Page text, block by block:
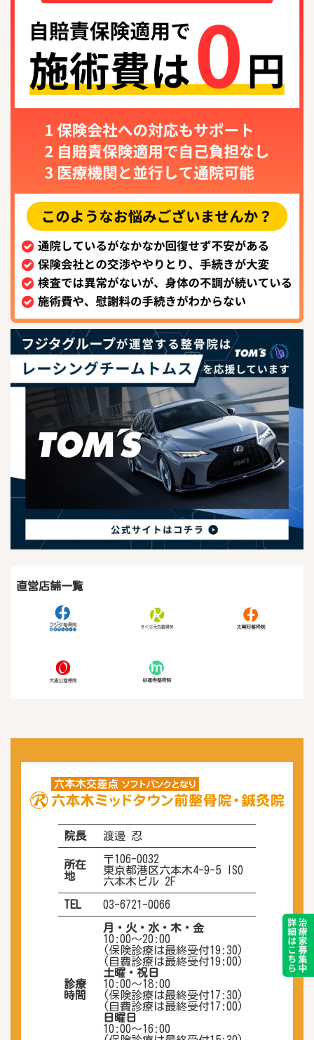
直営店舗一覧
院長 渡邊 忍
所在
地
〒106-0032
東京都港区六本木4-9-5 ISO
六本木ビル 2F
TEL 03-6721-0066
診療
時間
月・火・水・木・金
10:00〜20:00
(保険診療は最終受付19:30)
(自費診療は最終受付19:00)
土曜・祝日
10:00〜18:00
(保険診療は最終受付17:30)
(自費診療は最終受付17:00)
日曜日
10:00～16:00